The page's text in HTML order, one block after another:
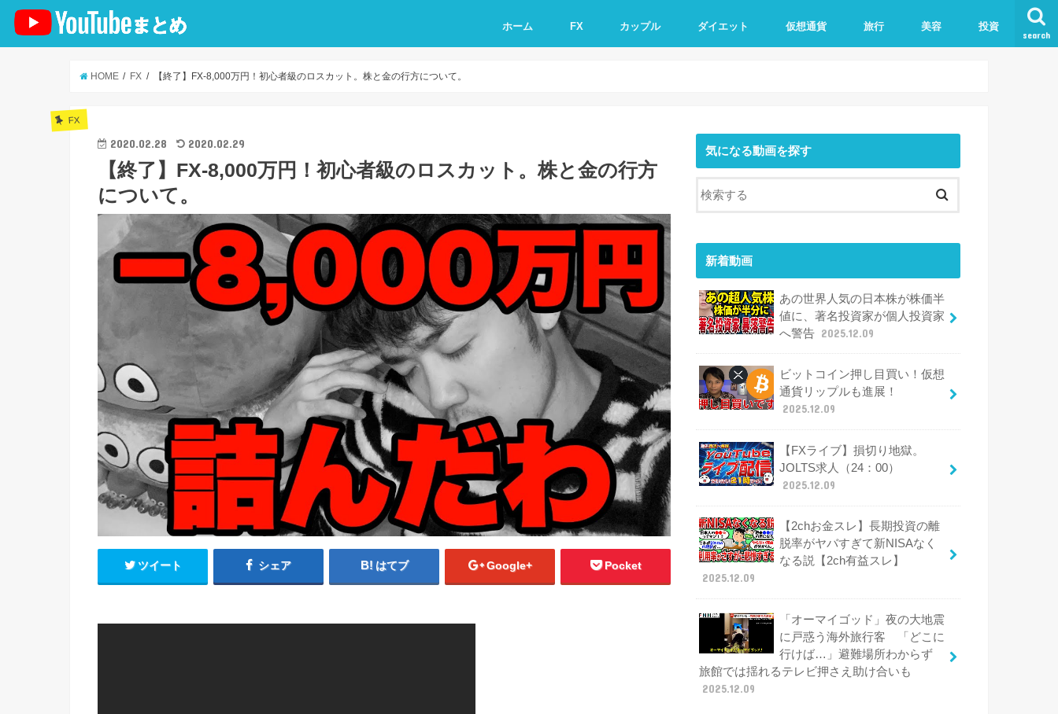
search
ホーム FX カップル ダイエット 仮想通貨 旅行 美容 投資
HOME FX 【終了】FX-8,000万円！初心者級のロスカット。株と金の行方について。
FX
2020.02.28 2020.02.29
【終了】FX-8,000万円！初心者級のロスカット。株と金の行方
について。
ツイート シェア はてブ Google+ Pocket
気になる動画を探す
新着動画
あの世界人気の日本株が株価半
値に、著名投資家が個人投資家
へ警告 2025.12.09
ビットコイン押し目買い！仮想
通貨リップルも進展！
2025.12.09
【FXライブ】損切り地獄。
JOLTS求人（24：00）
2025.12.09
【2chお金スレ】長期投資の離
脱率がヤバすぎて新NISAなく
なる説【2ch有益スレ】
2025.12.09
「オーマイゴッド」夜の大地震
に戸惑う海外旅行客 「どこに
行けば…」避難場所わからず
旅館では揺れるテレビ押さえ助け合いも
2025.12.09